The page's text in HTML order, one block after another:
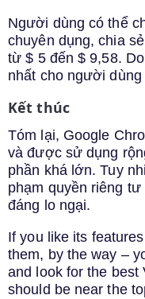
Người dùng có thể
chuyên dụng, chia
từ $ 5 đến $ 9,58.
nhất cho người dùng
Kết thúc
Tóm lại, Google
và được sử dụng
phần khá lớn. Tuy
phạm quyền riêng
đáng lo ngại.
If you like its
them, by the way –
and look for the best
should be near the